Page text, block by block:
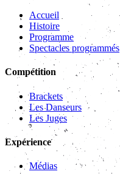
Accueil
Histoire
Programme
Spectacles programmés
Compétition
Brackets
Les Danseurs
Les Juges
Expérience
Médias